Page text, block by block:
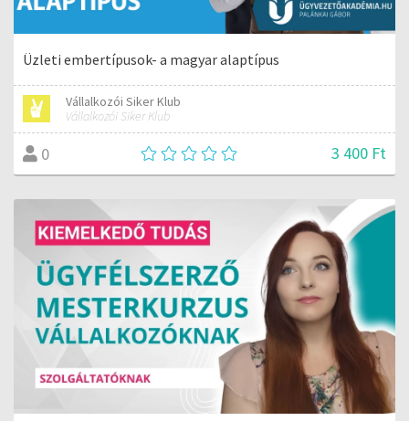
Üzleti embertípusok- a magyar alaptípus
Vállalkozói Siker Klub
Vállalkozói Siker Klub
0 3 400 Ft